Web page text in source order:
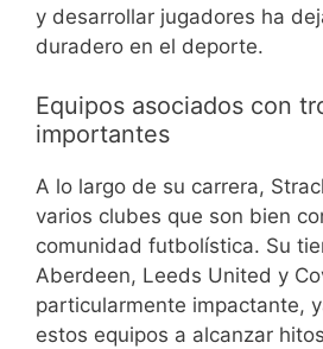
y desarrollar jugadores ha
duradero en el deporte.
Equipos asociados con
importantes
A lo largo de su carrera,
varios clubes que son bien
comunidad futbolística. Su
Aberdeen, Leeds United y
particularmente impactante,
estos equipos a alcanzar